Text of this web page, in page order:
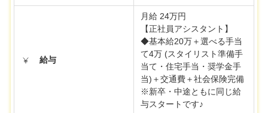
給与
月給 24万円
【正社員アシスタント】
◆基本給20万＋選べる手当
て4万 (スタイリスト準備手
当て・住宅手当・奨学金手
当)＋交通費＋社会保険完備
※新卒・中途ともに同じ給
与スタートです♪